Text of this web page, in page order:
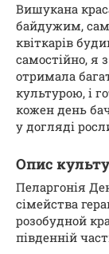
Вишукана
байдужим,
квіткарів
самостійно, я
отримала
культурою, і
кожен день
у догляді
Опис
Пеларгонія
сімейства
розобудной
південній